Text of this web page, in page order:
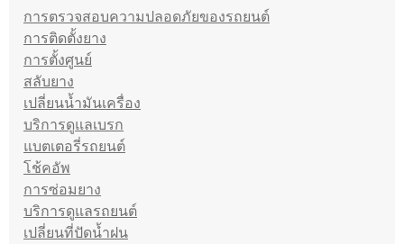
การตรวจสอบความปลอดภัยของรถยนต์
การติดตั้งยาง
การตั้งศูนย์
สลับยาง
เปลี่ยนน้ำมันเครื่อง
บริการดูแลเบรก
แบตเตอรี่รถยนต์
โช้คอัพ
การซ่อมยาง
บริการดูแลรถยนต์
เปลี่ยนที่ปัดน้ำฝน